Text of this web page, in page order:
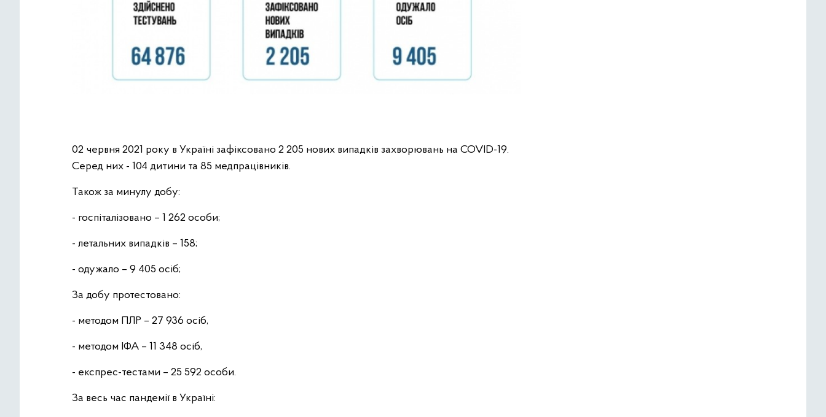
02 червня 2021 року в Україні зафіксовано 2 205 нових випадків захворювань на COVID-19.
Серед них - 104 дитини та 85 медпрацівників.
Також за минулу добу:
- госпіталізовано – 1 262 особи;
- летальних випадків – 158;
- одужало – 9 405 осіб;
За добу протестовано:
- методом ПЛР – 27 936 осіб,
- методом ІФА – 11 348 осіб,
- експрес-тестами – 25 592 особи.
За весь час пандемії в Україні: